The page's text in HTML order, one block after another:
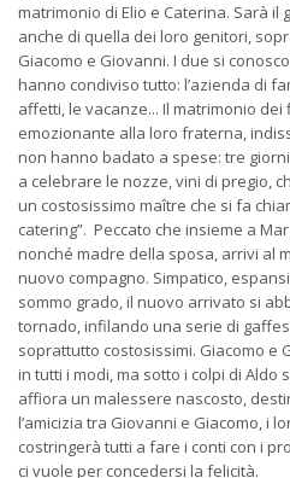
matrimonio di Elio e Caterina. Sarà
anche di quella dei loro genitori,
Giacomo e Giovanni. I due si
hanno condiviso tutto: l’azienda di
affetti, le vacanze... Il matrimonio
emozionante alla loro fraterna,
non hanno badato a spese: tre
a celebrare le nozze, vini di pregio,
un costosissimo maître che si fa
catering”. Peccato che insieme a
nonché madre della sposa, arrivi al
nuovo compagno. Simpatico,
sommo grado, il nuovo arrivato si
tornado, infilando una serie di
soprattutto costosissimi. Giacomo e
in tutti i modi, ma sotto i colpi di Aldo
affiora un malessere nascosto,
l’amicizia tra Giovanni e Giacomo, i
costringerà tutti a fare i conti con i
ci vuole per concedersi la felicità.